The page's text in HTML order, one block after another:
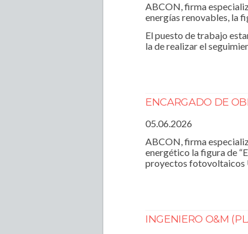
ABCON, firma
energías renovables, la
El puesto de trabajo
la de realizar el
ENCARGADO DE
05.06.2026
ABCON, firma
energético la figura de
proyectos fotovoltaicos
INGENIERO O&M